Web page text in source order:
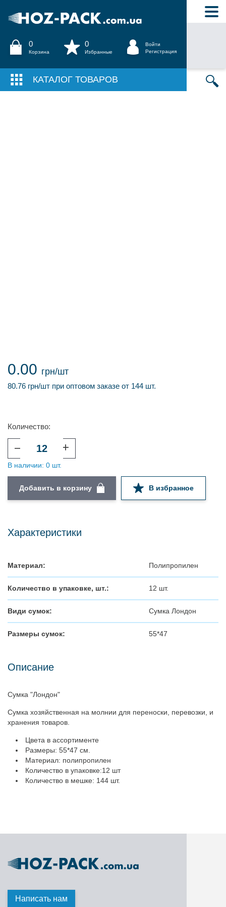
0
Корзина
0
Избранные
Войти
Регистрация
КАТАЛОГ ТОВАРОВ
0.00 грн/шт
80.76 грн/шт при оптовом заказе от 144 шт.
Количество:
+
–
В наличии: 0 шт.
Добавить в корзину В избранное
Характеристики
Материал: Полипропилен
Количество в упаковке, шт.: 12 шт.
Види сумок: Сумка Лондон
Размеры сумок: 55*47
Описание
Сумка "Лондон"
Сумка хозяйственная на молнии для переноски, перевозки, и
хранения товаров.
Цвета в ассортименте
Размеры: 55*47 см.
Материал: полипропилен
Количество в упаковке:12 шт
Количество в мешке: 144 шт.
Написать нам